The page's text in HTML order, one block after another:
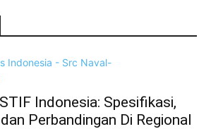
Indonesia: Spesifikasi,
Perbandingan Di Regional